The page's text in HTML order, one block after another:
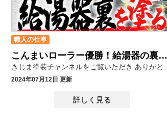
こんまいローラー優勝！給湯器の裏も塗装す～よ！出雲弁職人ふくちゃん
2024年07月12日 更新
詳しく見る
職人の仕事